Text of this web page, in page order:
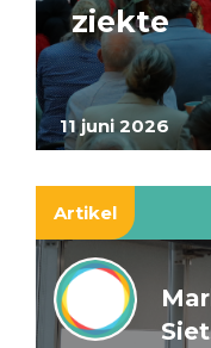
11 juni 2026
ziekte
Artikel